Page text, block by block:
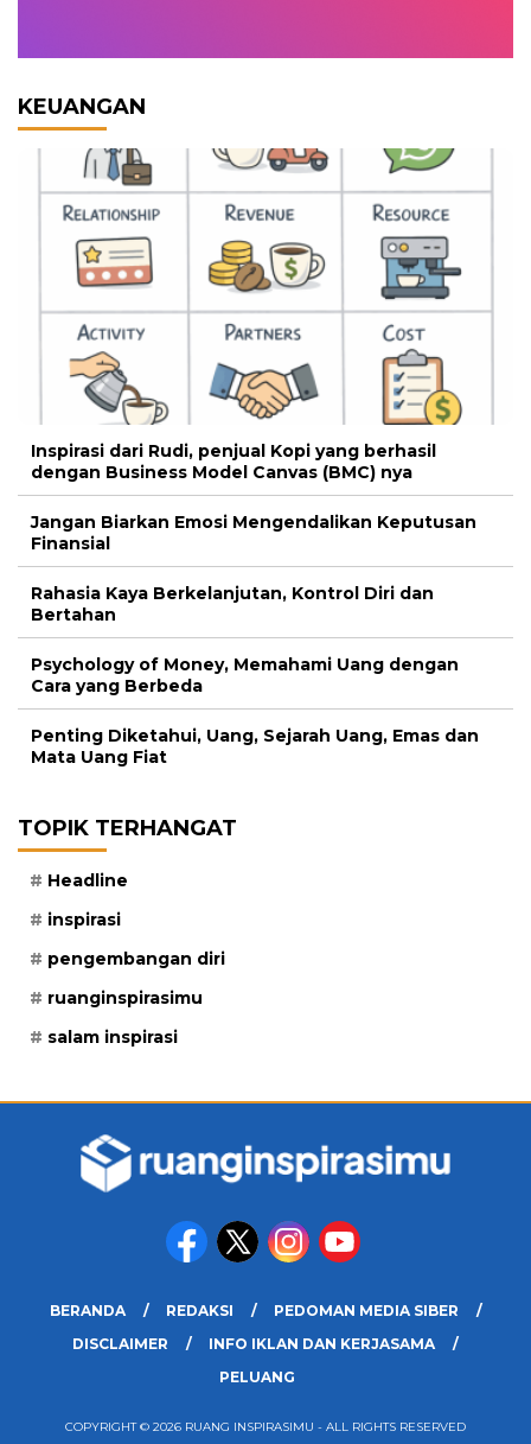
KEUANGAN
Inspirasi dari Rudi, penjual Kopi yang berhasil
dengan Business Model Canvas (BMC) nya
Jangan Biarkan Emosi Mengendalikan Keputusan
Finansial
Rahasia Kaya Berkelanjutan, Kontrol Diri dan
Bertahan
Psychology of Money, Memahami Uang dengan
Cara yang Berbeda
Penting Diketahui, Uang, Sejarah Uang, Emas dan
Mata Uang Fiat
TOPIK TERHANGAT
Headline
inspirasi
pengembangan diri
ruanginspirasimu
salam inspirasi
BERANDA REDAKSI
PEDOMAN MEDIA SIBER
DISCLAIMER
INFO IKLAN DAN KERJASAMA
PELUANG
COPYRIGHT © 2026 RUANG INSPIRASIMU - ALL RIGHTS RESERVED